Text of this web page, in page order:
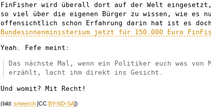
FinFisher wird überall dort auf der Welt
so viel über die eigenen Bürger zu wissen, wie es
offensichtlich schon Erfahrung darin hat ist es
Bundesinnenministerium jetzt für 150.000 Euro
Yeah. Fefe meint:
Das nächste Mal, wenn ein Politiker euch was von
erzählt, lacht ihm direkt ins Gesicht.
Und womit? Mit Recht!
(bild: smeerch [CC BY-ND-SA])